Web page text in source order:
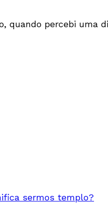
quando percebi uma
sermos templo?